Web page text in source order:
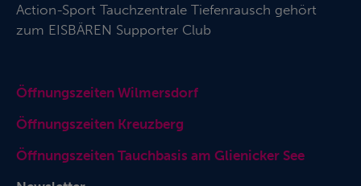
Action-Sport Tauchzentrale Tiefenrausch gehört
zum EISBÄREN Supporter Club
Öffnungszeiten Wilmersdorf
Öffnungszeiten Kreuzberg
Öffnungszeiten Tauchbasis am Glienicker See